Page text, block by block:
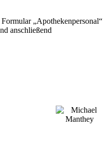
„Apothekenpersonal“
anschließend